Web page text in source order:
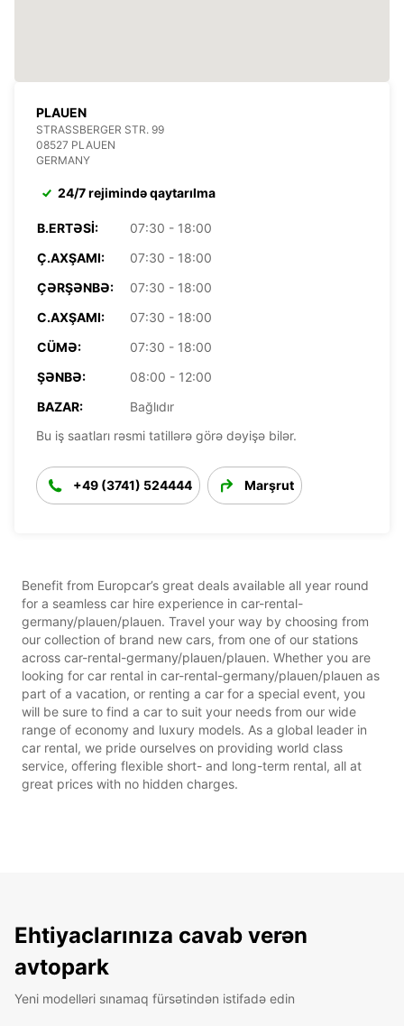
PLAUEN
STRASSBERGER STR. 99
08527 PLAUEN
GERMANY
24/7 rejimində qaytarılma
B.ERTƏSI:
07:30 - 18:00
Ç.AXŞAMI:
07:30 - 18:00
ÇƏRŞƏNBƏ:
07:30 - 18:00
C.AXŞAMI:
07:30 - 18:00
CÜMƏ:
07:30 - 18:00
ŞƏNBƏ:
08:00 - 12:00
BAZAR:
Bağlıdır
Bu iş saatları rəsmi tatillərə görə dəyişə bilər.
+49 (3741) 524444 Marşrut
Benefit from Europcar’s great deals available all year round
for a seamless car hire experience in car-rental-
germany/plauen/plauen. Travel your way by choosing from
our collection of brand new cars, from one of our stations
across car-rental-germany/plauen/plauen. Whether you are
looking for car rental in car-rental-germany/plauen/plauen as
part of a vacation, or renting a car for a special event, you
will be sure to find a car to suit your needs from our wide
range of economy and luxury models. As a global leader in
car rental, we pride ourselves on providing world class
service, offering flexible short- and long-term rental, all at
great prices with no hidden charges.
Ehtiyaclarınıza cavab verən
avtopark
Yeni modelləri sınamaq fürsətindən istifadə edin